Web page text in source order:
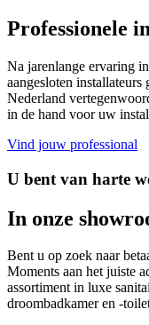
Professionele
Na jarenlange ervaring
aangesloten
Nederland
in de hand voor uw
Vind jouw professional
U bent van harte
In onze
Bent u op zoek naar
Moments aan het juiste
assortiment in luxe
droombadkamer en -